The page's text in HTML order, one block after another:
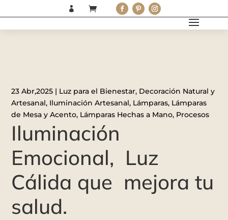
 
23 Abr,2025 | Luz para el Bienestar, Decoración Natural y
Artesanal, Iluminación Artesanal, Lámparas, Lámparas
de Mesa y Acento, Lámparas Hechas a Mano, Procesos
Iluminación
Emocional, Luz
Cálida que mejora tu
salud.